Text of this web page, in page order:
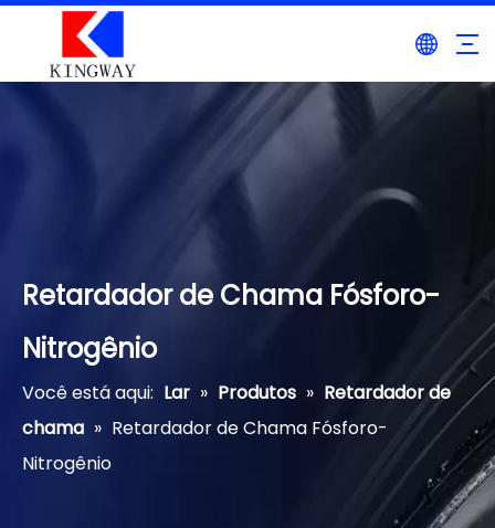
Retardador de Chama Fósforo-
Nitrogênio
Você está aqui: Lar » Produtos » Retardador de
chama » Retardador de Chama Fósforo-
Nitrogênio